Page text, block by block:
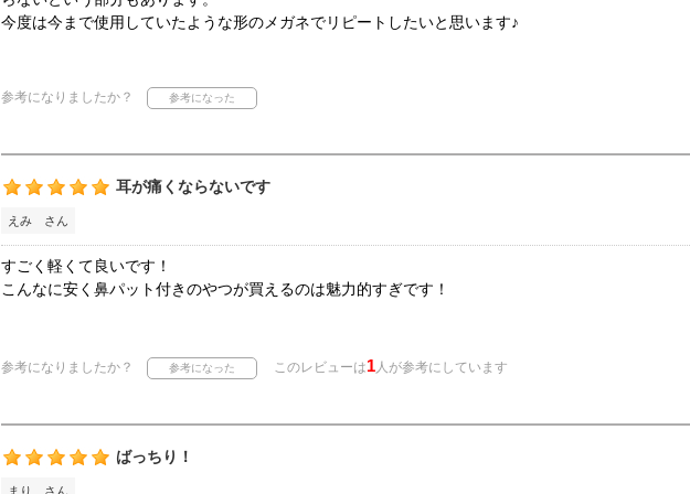
今度は今まで使用していたような形のメガネでリピートしたいと思います♪
参考になりましたか？
耳が痛くならないです
えみ さん
すごく軽くて良いです！
こんなに安く鼻パット付きのやつが買えるのは魅力的すぎです！
参考になりましたか？ このレビューは1人が参考にしています
ばっちり！
まり さん